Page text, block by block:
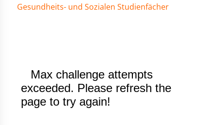
Gesundheits- und Sozialen Studienfächer